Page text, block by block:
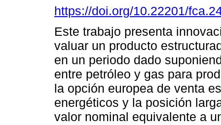
https://doi.org/10.22201/
Este trabajo presenta
valuar un producto
en un periodo dado
entre petróleo y gas para
la opción europea de venta
energéticos y la posición
valor nominal equivalente a